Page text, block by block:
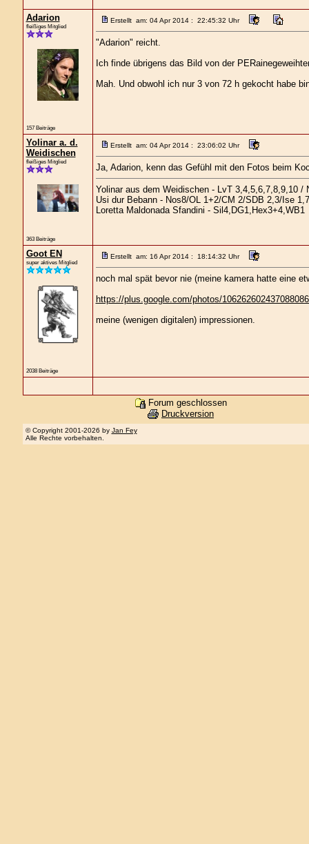
Adarion
fleißiges Mitglied
157 Beiträge
Erstellt am: 04 Apr 2014 : 22:45:32 Uhr
"Adarion" reicht.
Ich finde übrigens das Bild von der
Mah. Und obwohl ich nur 3 von 72 h gekocht habe
Yolinar a. d.
Weidischen
fleißiges Mitglied
363 Beiträge
Erstellt am: 04 Apr 2014 : 23:06:02 Uhr
Ja, Adarion, kenn das Gefühl mit den Fotos beim
Yolinar aus dem Weidischen - LvT 3,4,5,6,7,8,9,10 /
Usi dur Bebann - Nos8/OL 1+2/CM 2/SDB 2,3/Ise
Loretta Maldonada Sfandini - Sil4,DG1,Hex3+4,WB1
Goot EN
super aktives Mitglied
2038 Beiträge
Erstellt am: 16 Apr 2014 : 18:14:32 Uhr
noch mal spät bevor nie (meine kamera hatte eine
https://plus.google.com/photos/
meine (wenigen digitalen) impressionen.
Forum geschlossen
Druckversion
© Copyright 2001-2026 by Jan Fey
Alle Rechte vorbehalten.